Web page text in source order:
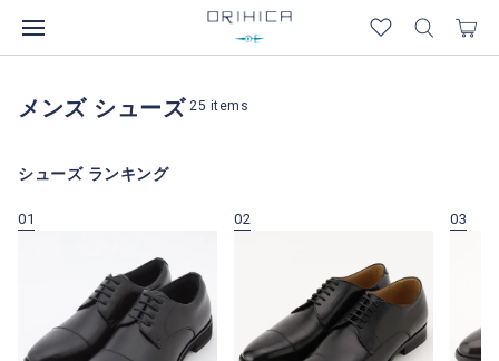
メンズ シューズ 25 items
シューズ ランキング
01 02 03